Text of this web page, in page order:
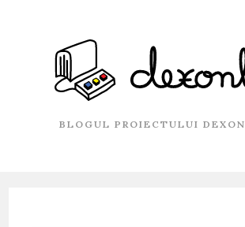
BLOGUL PROIECTULUI